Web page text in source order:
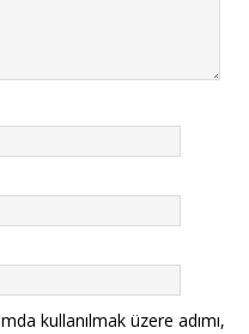
kullanılmak üzere adımı,